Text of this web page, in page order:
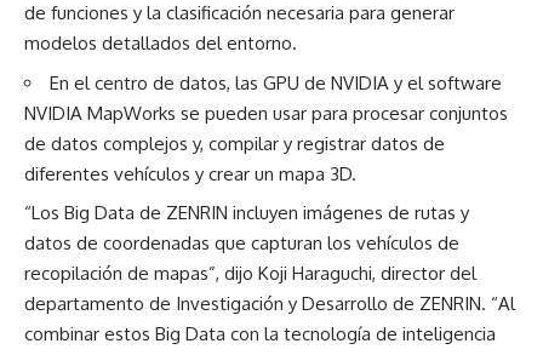
de funciones y la clasificación necesaria para generar
modelos detallados del entorno.
En el centro de datos, las GPU de NVIDIA y el software
NVIDIA MapWorks se pueden usar para procesar conjuntos
de datos complejos y, compilar y registrar datos de
diferentes vehículos y crear un mapa 3D.
“Los Big Data de ZENRIN incluyen imágenes de rutas y
datos de coordenadas que capturan los vehículos de
recopilación de mapas”, dijo Koji Haraguchi, director del
departamento de Investigación y Desarrollo de ZENRIN. “Al
combinar estos Big Data con la tecnología de inteligencia